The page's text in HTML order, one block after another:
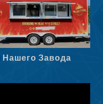
Завода
Slovenščina
Latviešu valoda
Dansk
Hrvatski